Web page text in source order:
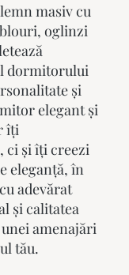
masiv cu
oglinzi
dormitorului
și
elegant și
îți
ci și îți creezi
eleganță, în
adevărat
și calitatea
amenajări
tău.